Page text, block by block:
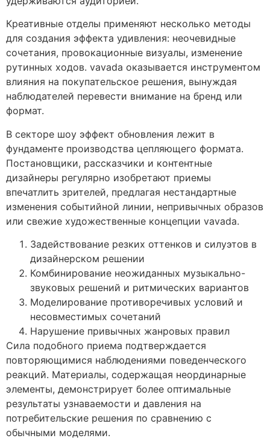
Креативные отделы применяют несколько методы
для создания эффекта удивления: неочевидные
сочетания, провокационные визуалы, изменение
рутинных ходов. vavada оказывается инструментом
влияния на покупательское решения, вынуждая
наблюдателей перевести внимание на бренд или
формат.
В секторе шоу эффект обновления лежит в
фундаменте производства цепляющего формата.
Постановщики, рассказчики и контентные
дизайнеры регулярно изобретают приемы
впечатлить зрителей, предлагая нестандартные
изменения событийной линии, непривычных образов
или свежие художественные концепции vavada.
Задействование резких оттенков и силуэтов в
дизайнерском решении
Комбинирование неожиданных музыкально-
звуковых решений и ритмических вариантов
Моделирование противоречивых условий и
несовместимых сочетаний
Нарушение привычных жанровых правил
Сила подобного приема подтверждается
повторяющимися наблюдениями поведенческого
реакций. Материалы, содержащая неординарные
элементы, демонстрирует более оптимальные
результаты узнаваемости и давления на
потребительские решения по сравнению с
обычными моделями.